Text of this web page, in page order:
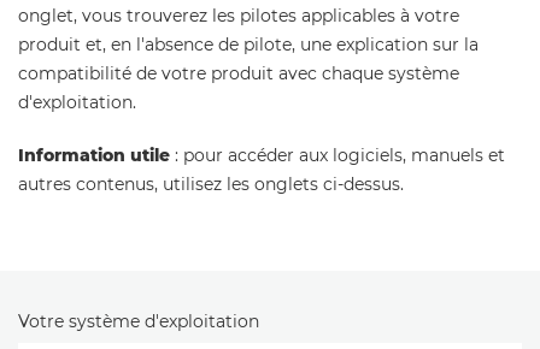
onglet, vous trouverez les pilotes applicables à votre
produit et, en l'absence de pilote, une explication sur la
compatibilité de votre produit avec chaque système
d'exploitation.
Information utile : pour accéder aux logiciels, manuels et
autres contenus, utilisez les onglets ci-dessus.
Votre système d'exploitation